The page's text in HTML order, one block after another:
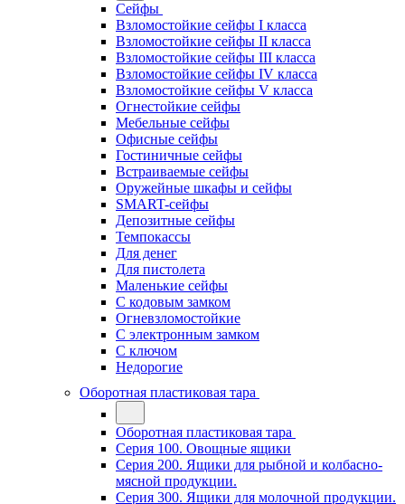
Сейфы
Взломостойкие сейфы I класса
Взломостойкие сейфы II класса
Взломостойкие сейфы III класса
Взломостойкие сейфы IV класса
Взломостойкие сейфы V класса
Огнестойкие сейфы
Мебельные сейфы
Офисные сейфы
Гостиничные сейфы
Встраиваемые сейфы
Оружейные шкафы и сейфы
SMART-сейфы
Депозитные сейфы
Темпокассы
Для денег
Для пистолета
Маленькие сейфы
С кодовым замком
Огневзломостойкие
С электронным замком
С ключом
Недорогие
Оборотная пластиковая тара
Оборотная пластиковая тара
Серия 100. Овощные ящики
Серия 200. Ящики для рыбной и колбасно-
мясной продукции.
Серия 300. Ящики для молочной продукции.